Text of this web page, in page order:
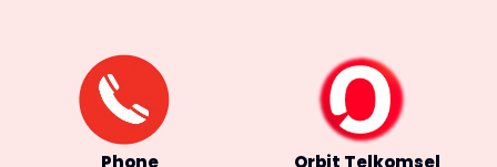
Phone
Orbit Telkomsel